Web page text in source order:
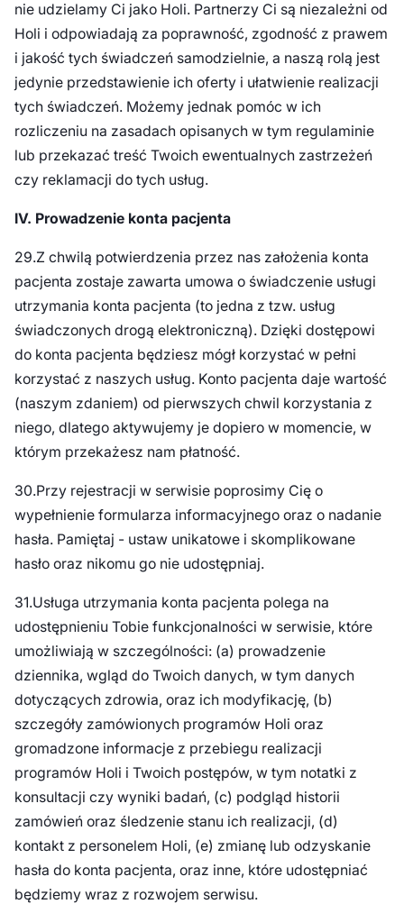
nie udzielamy Ci jako Holi. Partnerzy Ci są niezależni od
Holi i odpowiadają za poprawność, zgodność z prawem
i jakość tych świadczeń samodzielnie, a naszą rolą jest
jedynie przedstawienie ich oferty i ułatwienie realizacji
tych świadczeń. Możemy jednak pomóc w ich
rozliczeniu na zasadach opisanych w tym regulaminie
lub przekazać treść Twoich ewentualnych zastrzeżeń
czy reklamacji do tych usług.
IV. Prowadzenie konta pacjenta
29.Z chwilą potwierdzenia przez nas założenia konta
pacjenta zostaje zawarta umowa o świadczenie usługi
utrzymania konta pacjenta (to jedna z tzw. usług
świadczonych drogą elektroniczną). Dzięki dostępowi
do konta pacjenta będziesz mógł korzystać w pełni
korzystać z naszych usług. Konto pacjenta daje wartość
(naszym zdaniem) od pierwszych chwil korzystania z
niego, dlatego aktywujemy je dopiero w momencie, w
którym przekażesz nam płatność.
30.Przy rejestracji w serwisie poprosimy Cię o
wypełnienie formularza informacyjnego oraz o nadanie
hasła. Pamiętaj - ustaw unikatowe i skomplikowane
hasło oraz nikomu go nie udostępniaj.
31.Usługa utrzymania konta pacjenta polega na
udostępnieniu Tobie funkcjonalności w serwisie, które
umożliwiają w szczególności: (a) prowadzenie
dziennika, wgląd do Twoich danych, w tym danych
dotyczących zdrowia, oraz ich modyfikację, (b)
szczegóły zamówionych programów Holi oraz
gromadzone informacje z przebiegu realizacji
programów Holi i Twoich postępów, w tym notatki z
konsultacji czy wyniki badań, (c) podgląd historii
zamówień oraz śledzenie stanu ich realizacji, (d)
kontakt z personelem Holi, (e) zmianę lub odzyskanie
hasła do konta pacjenta, oraz inne, które udostępniać
będziemy wraz z rozwojem serwisu.